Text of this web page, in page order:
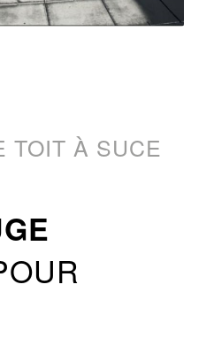
TOIT À SUCE